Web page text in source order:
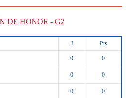
DE HONOR - G2
J Pts
0 0
0 0
0 0